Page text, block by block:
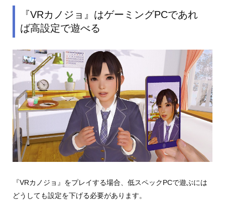
『VRカノジョ』はゲーミングPCであれ
ば高設定で遊べる
『VRカノジョ』をプレイする場合、低スペックPCで遊ぶには
どうしても設定を下げる必要があります。